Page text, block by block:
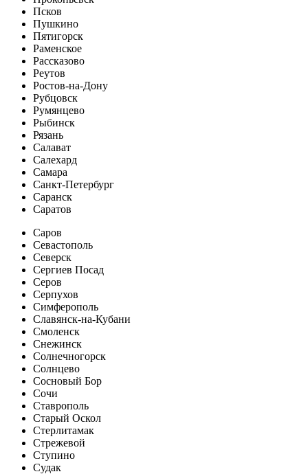
Псков
Пушкино
Пятигорск
Раменское
Рассказово
Реутов
Ростов-на-Дону
Рубцовск
Румянцево
Рыбинск
Рязань
Салават
Салехард
Самара
Санкт-Петербург
Саранск
Саратов
Саров
Севастополь
Северск
Сергиев Посад
Серов
Серпухов
Симферополь
Славянск-на-Кубани
Смоленск
Снежинск
Солнечногорск
Солнцево
Сосновый Бор
Сочи
Ставрополь
Старый Оскол
Стерлитамак
Стрежевой
Ступино
Судак